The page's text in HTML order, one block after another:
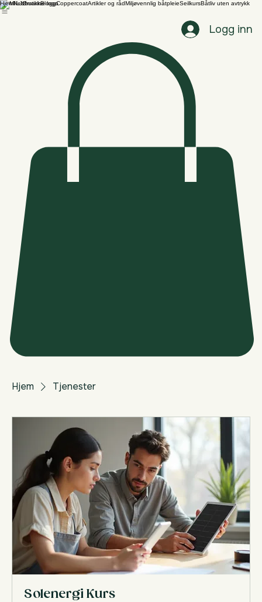
HjemNettbutikkBloggCoppercoatArtikler og rådMiljøvennlig båtpleieSeilkursBåtliv uten avtrykk
Logg inn
Hjem Tjenester
Solenergi Kurs